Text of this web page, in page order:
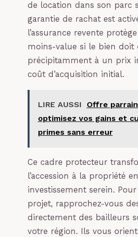
de location dans son parc
garantie de rachat est
l’assurance revente
moins-value si le bien doit
précipitamment à un prix
coût d’acquisition initial.
LIRE AUSSI
Offre
optimisez vos gains et
primes sans erreur
Ce cadre protecteur
l’accession à la propriété
investissement serein.
projet, rapprochez-vous
directement des bailleurs
votre région. Ils vous